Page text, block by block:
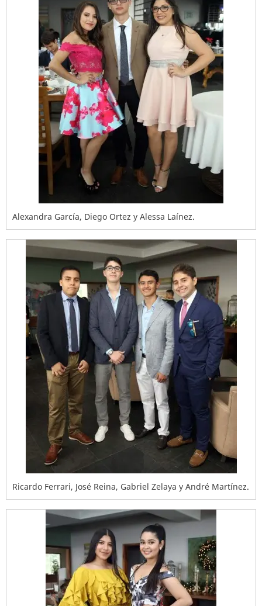
Alexandra García, Diego Ortez y Alessa Laínez.
Ricardo Ferrari, José Reina, Gabriel Zelaya y André Martínez.